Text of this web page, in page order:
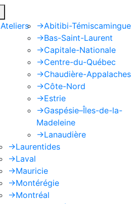
Ateliers
->Abitibi-Témiscamingue
->Bas-Saint-Laurent
->Capitale-Nationale
->Centre-du-Québec
->Chaudière-Appalaches
->Côte-Nord
->Estrie
->Gaspésie–Îles-de-la-
Madeleine
->Lanaudière
->Laurentides
->Laval
->Mauricie
->Montérégie
->Montréal